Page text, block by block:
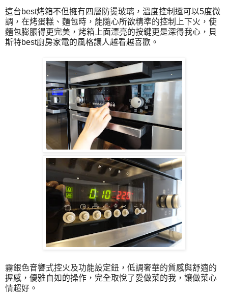
這台best烤箱不但擁有四層防燙玻璃，溫度控制還可以5度微
調，在烤蛋糕、麵包時，能隨心所欲精準的控制上下火，使
麵包膨脹得更完美，烤箱上面漂亮的按鍵更是深得我心，貝
斯特best廚房家電的風格讓人越看越喜歡。
霧銀色音響式控火及功能設定鈕，低調奢華的質感與舒適的
握感，優雅自如的操作，完全取悅了愛做菜的我，讓做菜心
情超好。